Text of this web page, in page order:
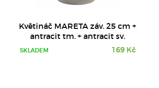
Květináč MARETA záv. 25 cm +
antracit tm. + antracit sv.
SKLADEM 169 Kč